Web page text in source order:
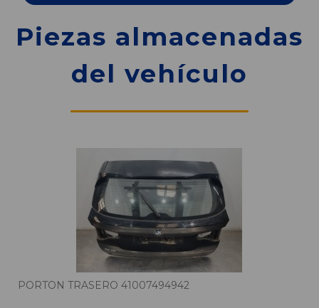
Piezas almacenadas
del vehículo
PORTON TRASERO 41007494942